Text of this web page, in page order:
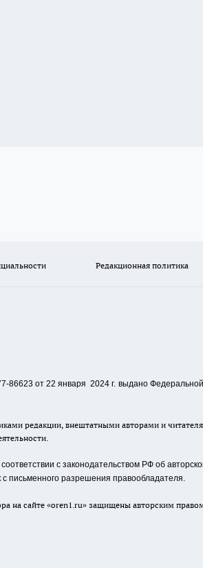
Редакционная политика
86623 от 22 января 2024 г. выдано
редакции, внештатными авторами и
с законодательством РФ об
письменного разрешения правообладателя.
на сайте «oren1.ru» защищены авторским